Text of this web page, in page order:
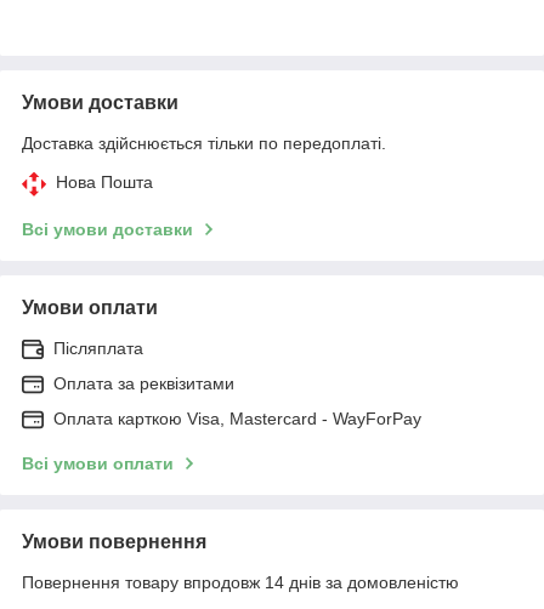
Умови доставки
Доставка здійснюється тільки по передоплаті.
Нова Пошта
Всі умови доставки
Умови оплати
Післяплата
Оплата за реквізитами
Оплата карткою Visa, Mastercard - WayForPay
Всі умови оплати
Умови повернення
Повернення товару впродовж 14 днів за домовленістю